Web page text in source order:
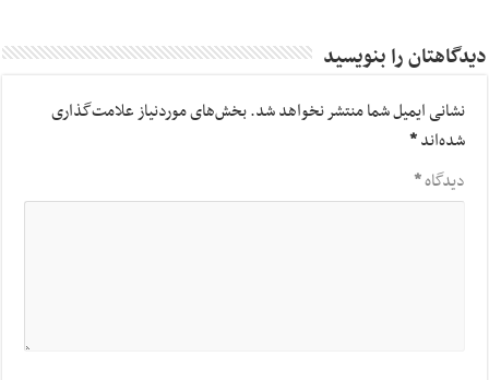
دیدگاهتان را بنویسید
نشانی ایمیل شما منتشر نخواهد شد.بخش‌های موردنیاز علامت‌گذاری
شده‌اند*
دیدگاه*